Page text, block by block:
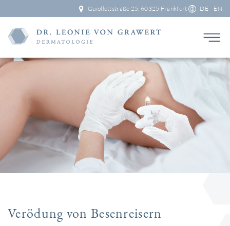
Guiollettstraße 25, 60325 Frankfurt DE EN
Verödung von Besenreisern